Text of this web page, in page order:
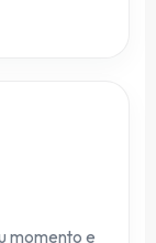
momento e